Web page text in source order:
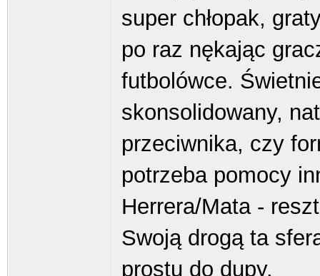
super chłopak,
po raz nękając
futbolówce.
skonsolidowany,
przeciwnika, czy
potrzeba pomocy
Herrera/Mata -
Swoją drogą ta
prostu do dupy.